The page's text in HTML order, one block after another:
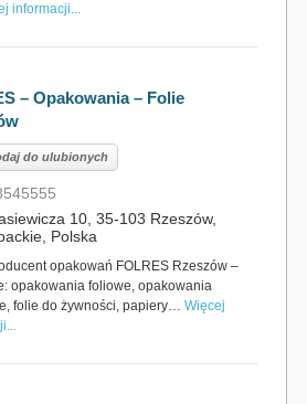
informacji...
– Opakowania – Folie
do ulubionych
10, 35-103 Rzeszów,
Polska
opakowań FOLRES Rzeszów –
opakowania foliowe, opakowania
folie do żywności, papiery… Więcej